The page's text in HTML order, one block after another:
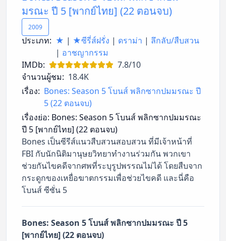
มรณะ ปี 5 [พากย์ไทย] (22 ตอนจบ)
2009
ประเภท: ★ | ★ซีรี่ส์ฝรั่ง | ดราม่า | ลึกลับ/สืบสวน
| อาชญากรรม
IMDb:
7.8/10
จำนวนผู้ชม: 18.4K
เรื่อง: Bones: Season 5 โบนส์ พลิกซากปมมรณะ ปี
5 (22 ตอนจบ)
เรื่องย่อ: Bones: Season 5 โบนส์ พลิกซากปมมรณะ
ปี 5 [พากย์ไทย] (22 ตอนจบ)
Bones เป็นซีรีส์แนวสืบสวนสอบสวน ที่มีเจ้าหน้าที่
FBI กับนักนิติมานุษยวิทยาทำงานร่วมกัน พวกเขา
ช่วยกันไขคดีจากศพที่ระบุรูปพรรณไม่ได้ โดยสืบจาก
กระดูกของเหยื่อฆาตกรรมเพื่อช่วยไขคดี และนี่คือ
โบนส์ ซีซั่น 5
Bones: Season 5 โบนส์ พลิกซากปมมรณะ ปี 5
[พากย์ไทย] (22 ตอนจบ)